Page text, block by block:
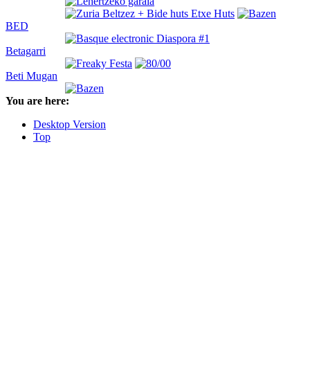
BED
Betagarri
Beti Mugan
You are here:
Desktop Version
Top